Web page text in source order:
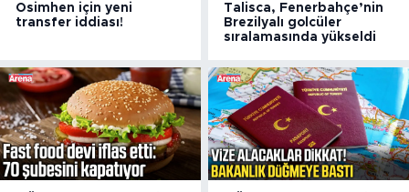
Osimhen için yeni
transfer iddiası!
Talisca, Fenerbahçe’nin
Brezilyalı golcüler
sıralamasında yükseldi